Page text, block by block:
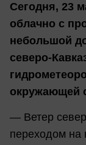
Сегодня, 23
облачно с
небольшой
северо-
окружающей
— Ветер
переходом на